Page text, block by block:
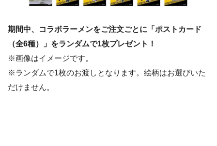
期間中、コラボラーメンをご注文ごとに「ポストカード
（全6種）」をランダムで1枚プレゼント！
※画像はイメージです。
※ランダムで1枚のお渡しとなります。絵柄はお選びいた
だけません。